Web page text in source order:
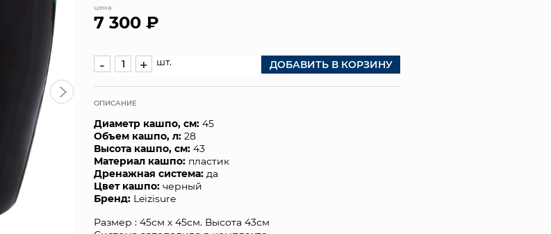
цена
7 300 ₽
- + шт. ДОБАВИТЬ В КОРЗИНУ
ОПИСАНИЕ
Диаметр кашпо, см: 45
Объем кашпо, л: 28
Высота кашпо, см: 43
Материал кашпо: пластик
Дренажная система: да
Цвет кашпо: черный
Бренд: Leizisure
Размер : 45см х 45см. Высота 43см